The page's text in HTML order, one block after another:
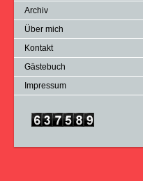
Archiv
Über mich
Kontakt
Gästebuch
Impressum